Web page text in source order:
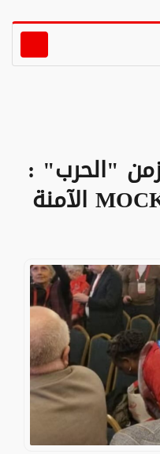
"الحرب" :